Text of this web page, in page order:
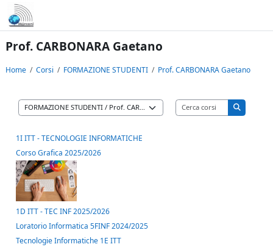
Vai al contenuto principale
Prof. CARBONARA Gaetano
Home Corsi FORMAZIONE STUDENTI Prof. CARBONARA Gaetano
Categorie di corso
Cerca corsi
Cerca
1I ITT - TECNOLOGIE INFORMATICHE
Corso Grafica 2025/2026
1D ITT - TEC INF 2025/2026
Loratorio Informatica 5FINF 2024/2025
Tecnologie Informatiche 1E ITT